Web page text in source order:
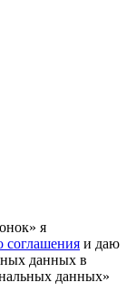
я
соглашения и даю
данных в
данных»